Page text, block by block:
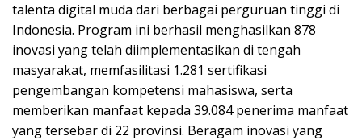
talenta digital muda dari berbagai perguruan tinggi di
Indonesia. Program ini berhasil menghasilkan 878
inovasi yang telah diimplementasikan di tengah
masyarakat, memfasilitasi 1.281 sertifikasi
pengembangan kompetensi mahasiswa, serta
memberikan manfaat kepada 39.084 penerima manfaat
yang tersebar di 22 provinsi. Beragam inovasi yang